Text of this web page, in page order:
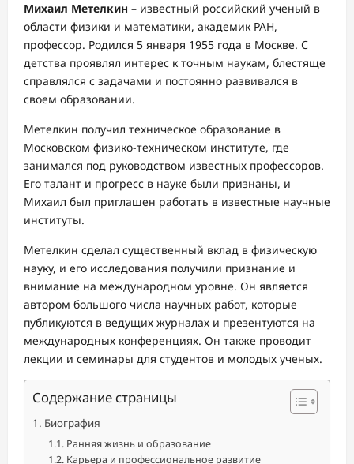
Михаил Метелкин – известный российский ученый в
области физики и математики, академик РАН,
профессор. Родился 5 января 1955 года в Москве. С
детства проявлял интерес к точным наукам, блестяще
справлялся с задачами и постоянно развивался в
своем образовании.
Метелкин получил техническое образование в
Московском физико-техническом институте, где
занимался под руководством известных профессоров.
Его талант и прогресс в науке были признаны, и
Михаил был приглашен работать в известные научные
институты.
Метелкин сделал существенный вклад в физическую
науку, и его исследования получили признание и
внимание на международном уровне. Он является
автором большого числа научных работ, которые
публикуются в ведущих журналах и презентуются на
международных конференциях. Он также проводит
лекции и семинары для студентов и молодых ученых.
Содержание страницы
Биография
Ранняя жизнь и образование
Карьера и профессиональное развитие